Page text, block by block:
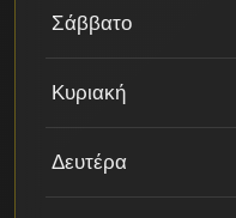
Σάββατο
Κυριακή
Δευτέρα